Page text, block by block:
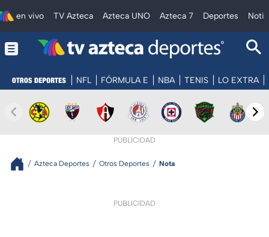
en vivo TV Azteca Azteca UNO Azteca 7 Deportes
NFL FÓRMULA E NBA TENIS LO EXTRA
PUBLICIDAD
Azteca Deportes Otros Deportes Nota
PUBLICIDAD